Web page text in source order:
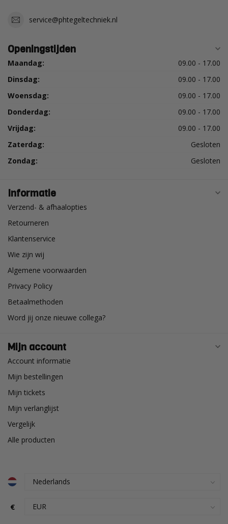
service@phtegeltechniek.nl
Openingstijden
Maandag:
09.00 - 17.00
Dinsdag:
09.00 - 17.00
Woensdag:
09.00 - 17.00
Donderdag:
09.00 - 17.00
Vrijdag:
09.00 - 17.00
Zaterdag:
Gesloten
Zondag:
Gesloten
Informatie
Verzend- & afhaalopties
Retourneren
Klantenservice
Wie zijn wij
Algemene voorwaarden
Privacy Policy
Betaalmethoden
Word jij onze nieuwe collega?
Mijn account
Account informatie
Mijn bestellingen
Mijn tickets
Mijn verlanglijst
Vergelijk
Alle producten
€